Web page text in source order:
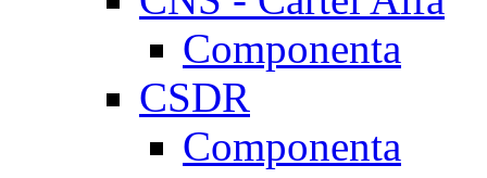
Componenta
CSDR
Componenta